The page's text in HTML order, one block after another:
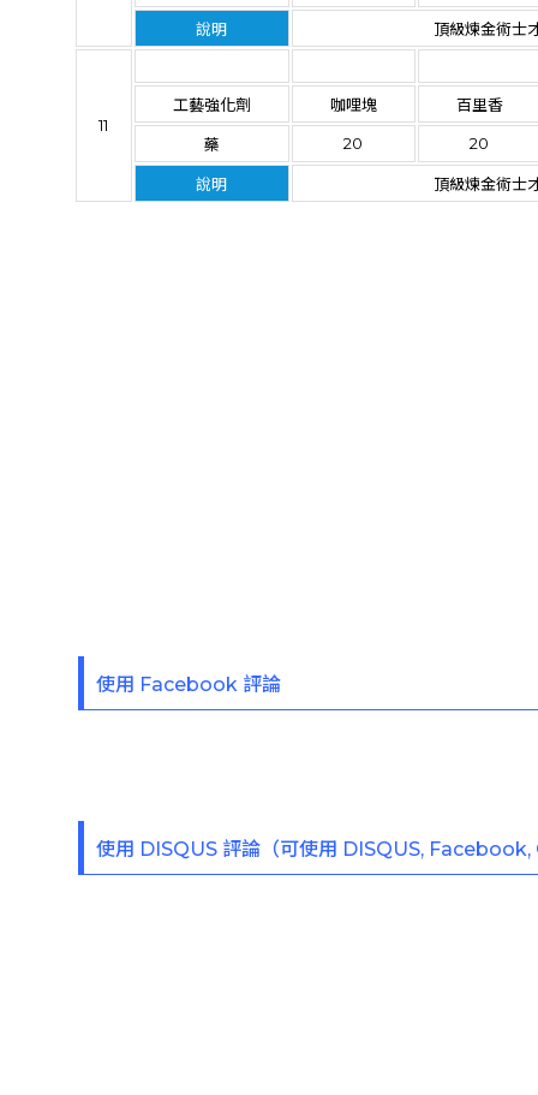
說明 頂級煉金術士
11
工藝強化劑 咖哩塊 百里香
藥 20 20
說明 頂級煉金術士
使用 Facebook 評論
使用 DISQUS 評論（可使用 DISQUS,